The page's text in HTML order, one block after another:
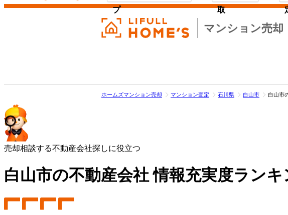
マンション売却
プ 取
ホームズマンション売却 マンション査定 石川県 白山市 白山市
売却相談する不動産会社探しに役立つ
白山市の不動産会社 情報充実度ランキ